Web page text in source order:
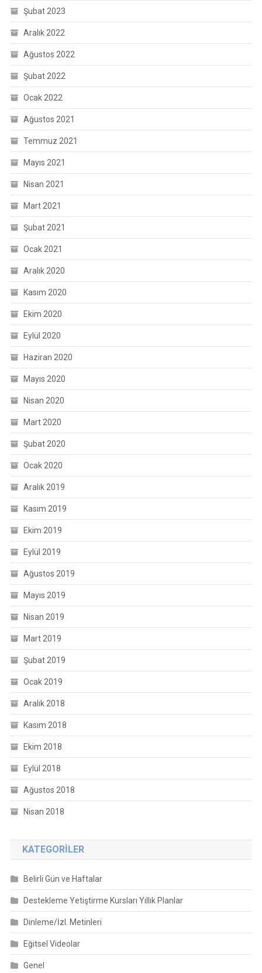
Şubat 2023
Aralık 2022
Ağustos 2022
Şubat 2022
Ocak 2022
Ağustos 2021
Temmuz 2021
Mayıs 2021
Nisan 2021
Mart 2021
Şubat 2021
Ocak 2021
Aralık 2020
Kasım 2020
Ekim 2020
Eylül 2020
Haziran 2020
Mayıs 2020
Nisan 2020
Mart 2020
Şubat 2020
Ocak 2020
Aralık 2019
Kasım 2019
Ekim 2019
Eylül 2019
Ağustos 2019
Mayıs 2019
Nisan 2019
Mart 2019
Şubat 2019
Ocak 2019
Aralık 2018
Kasım 2018
Ekim 2018
Eylül 2018
Ağustos 2018
Nisan 2018
KATEGORILER
Belirli Gün ve Haftalar
Destekleme Yetiştirme Kursları Yıllık Planlar
Dinleme/İzl. Metinleri
Eğitsel Videolar
Genel